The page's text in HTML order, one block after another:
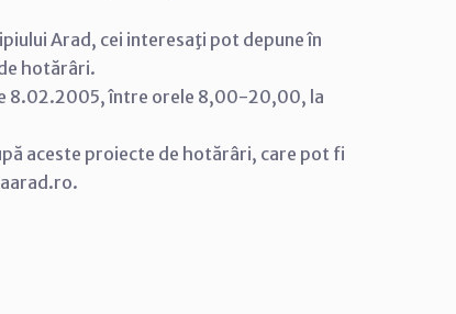
Arad, cei interesaţi pot depune în
hotărâri.
8.02.2005, între orele 8,00-20,00, la
aceste proiecte de hotărâri, care pot fi